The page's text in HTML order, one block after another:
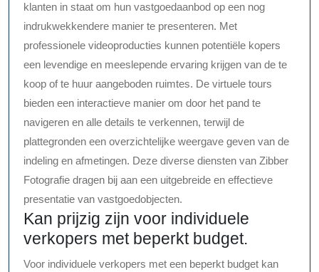
klanten in staat om hun vastgoedaanbod op een nog
indrukwekkendere manier te presenteren. Met
professionele videoproducties kunnen potentiële kopers
een levendige en meeslepende ervaring krijgen van de te
koop of te huur aangeboden ruimtes. De virtuele tours
bieden een interactieve manier om door het pand te
navigeren en alle details te verkennen, terwijl de
plattegronden een overzichtelijke weergave geven van de
indeling en afmetingen. Deze diverse diensten van Zibber
Fotografie dragen bij aan een uitgebreide en effectieve
presentatie van vastgoedobjecten.
Kan prijzig zijn voor individuele
verkopers met beperkt budget.
Voor individuele verkopers met een beperkt budget kan